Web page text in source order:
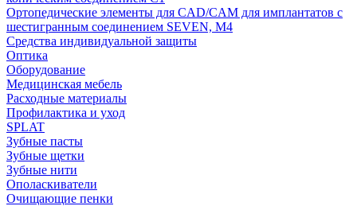
Ортопедические элементы для CAD/CAM для имплантатов с
шестигранным соединением SEVEN, М4
Средства индивидуальной защиты
Оптика
Оборудование
Медицинская мебель
Расходные материалы
Профилактика и уход
SPLAT
Зубные пасты
Зубные щетки
Зубные нити
Ополаскиватели
Очищающие пенки